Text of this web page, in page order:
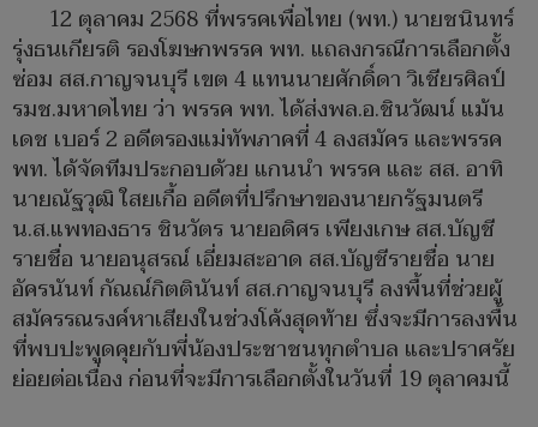
12 ตุลาคม 2568 ที่พรรคเพื่อไทย (พท.) นายชนินทร์
รุ่งธนเกียรติ รองโฆษกพรรค พท. แถลงกรณีการเลือกตั้ง
ซ่อม สส.กาญจนบุรี เขต 4 แทนนายศักดิ์ดา วิเชียรศิลป์
รมช.มหาดไทย ว่า พรรค พท. ได้ส่งพล.อ.ชินวัฒน์ แม้น
เดช เบอร์ 2 อดีตรองแม่ทัพภาคที่ 4 ลงสมัคร และพรรค
พท. ได้จัดทีมประกอบด้วย แกนนำ พรรค และ สส. อาทิ
นายณัฐวุฒิ ใสยเกื้อ อดีตที่ปรึกษาของนายกรัฐมนตรี
น.ส.แพทองธาร ชินวัตร นายอดิศร เพียงเกษ สส.บัญชี
รายชื่อ นายอนุสรณ์ เอี่ยมสะอาด สส.บัญชีรายชื่อ นาย
อัครนันท์ กัณณ์กิตตินันท์ สส.กาญจนบุรี ลงพื้นที่ช่วยผู้
สมัครรณรงค์หาเสียงในช่วงโค้งสุดท้าย ซึ่งจะมีการลงพื้น
ที่พบปะพูดคุยกับพี่น้องประชาชนทุกตำบล และปราศรัย
ย่อยต่อเนื่อง ก่อนที่จะมีการเลือกตั้งในวันที่ 19 ตุลาคมนี้